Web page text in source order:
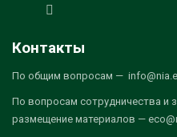
Контакты
По общим вопросам —
По вопросам сотрудничества и
размещение материалов —